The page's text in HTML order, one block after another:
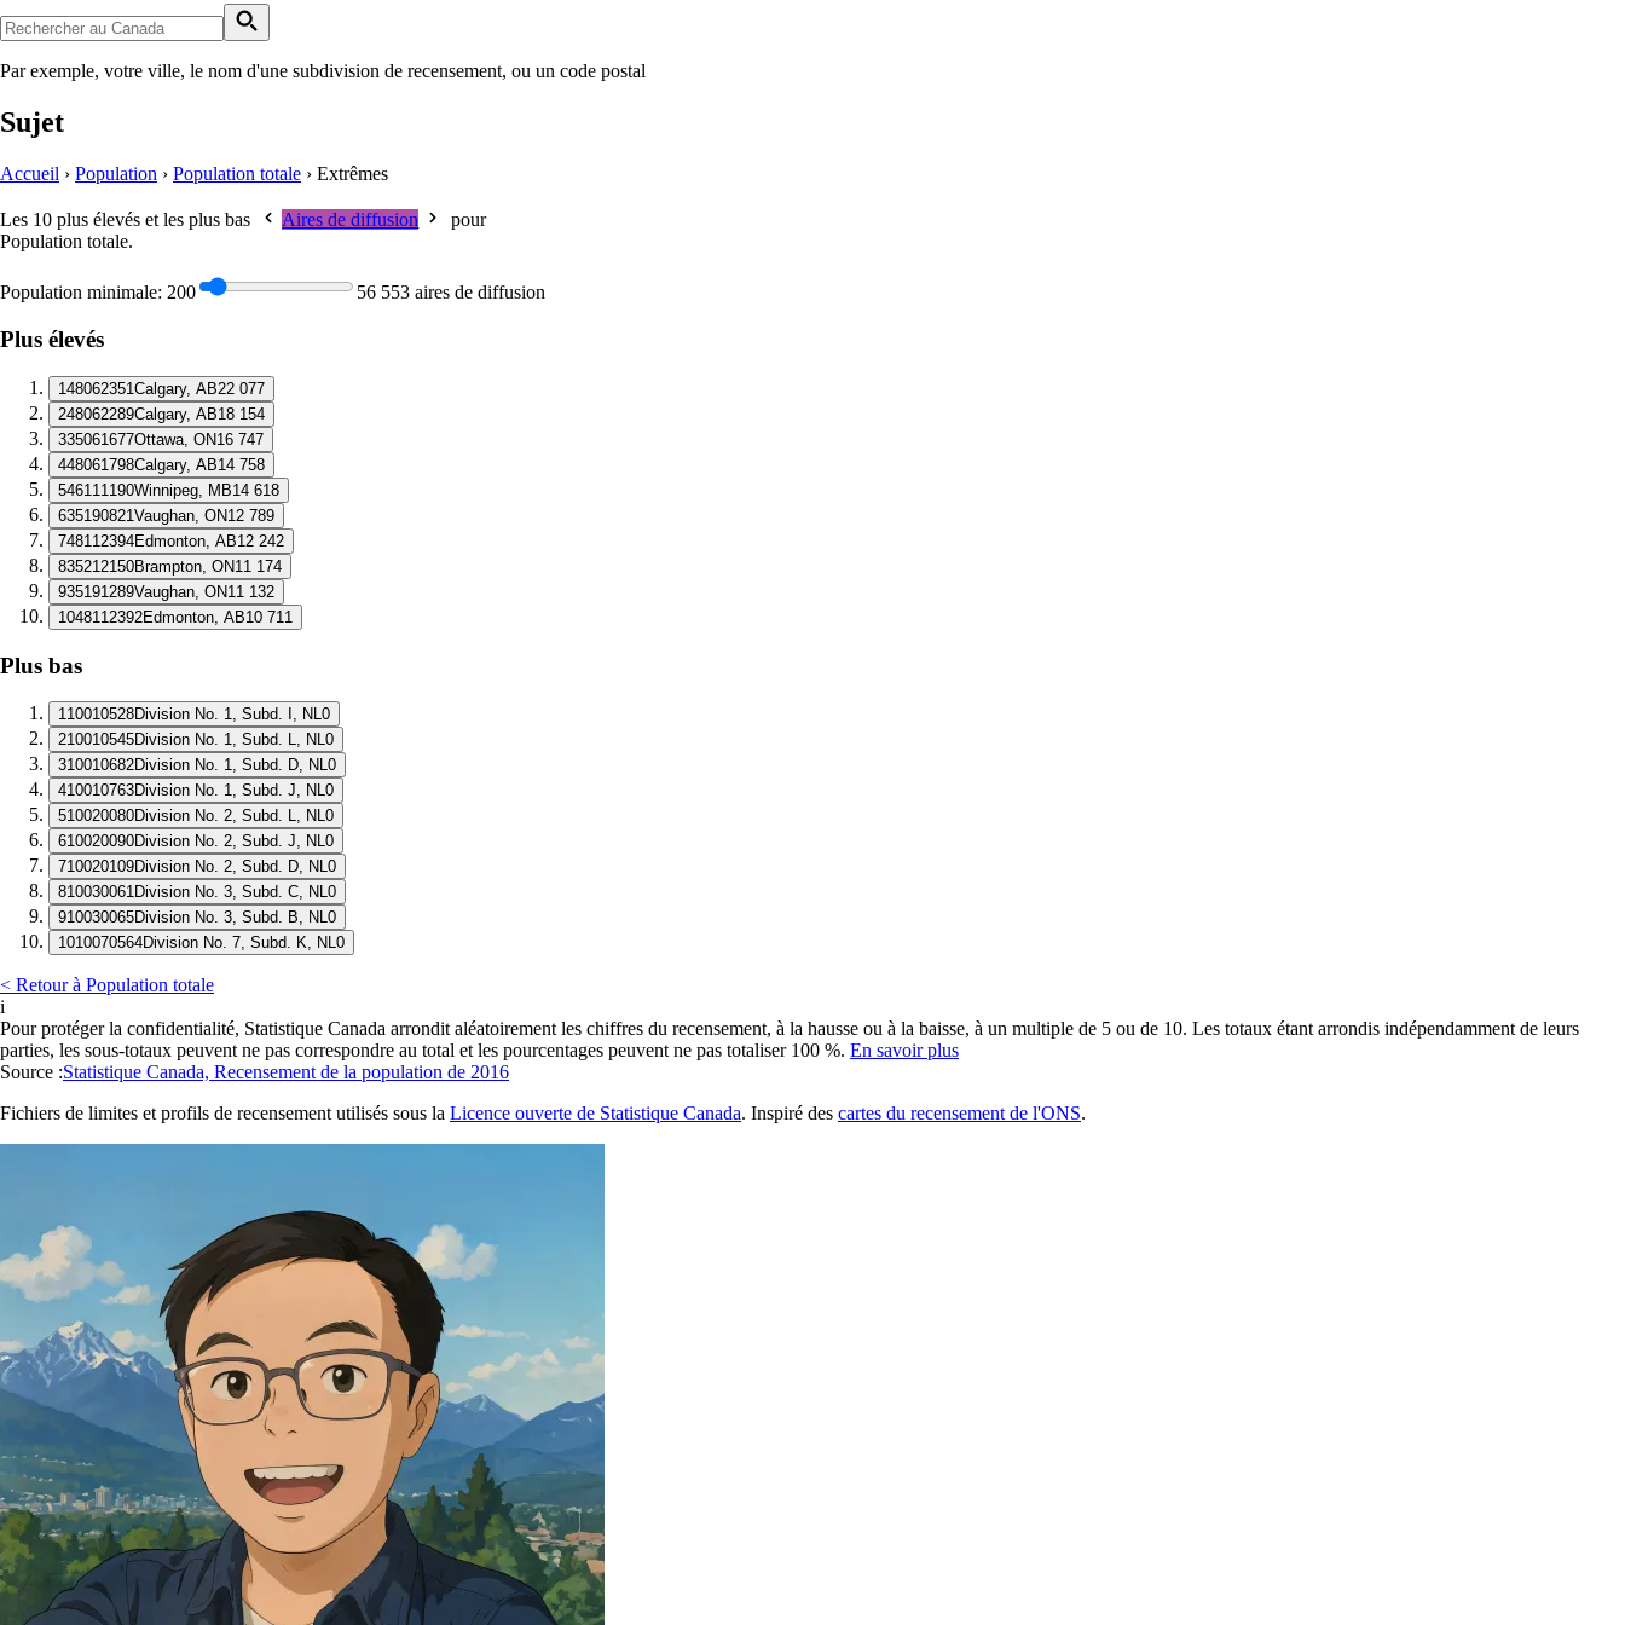
Par exemple, votre ville, le nom d'une subdivision de recensement, ou un code postal
Sujet
Accueil › Population › Population totale › Extrêmes
Les 10 plus élevés et les plus bas Aires de diffusion
pour
Population totale.
Population minimale: 200 56 553 aires de diffusion
Plus élevés
1 48062351 Calgary, AB22 077
248062289Calgary, AB18 154
335061677Ottawa, ON16 747
448061798Calgary, AB14 758
546111190Winnipeg, MB14 618
635190821 Vaughan, ON12 789
748112394Edmonton, AB12 242
835212150Brampton, ON11 174
935191289Vaughan, ON11 132
1048112392Edmonton, AB10 711
Plus bas
110010528 Division No. 1, Subd. I, NL0
210010545 Division No. 1, Subd. L, NL0
310010682 Division No. 1, Subd. D, NL0
410010763 Division No. 1, Subd. J, NL0
510020080 Division No. 2, Subd. L, NL0
610020090 Division No. 2, Subd. J, NL0
710020109 Division No. 2, Subd. D, NL0
810030061 Division No. 3, Subd. C, NL0
910030065 Division No. 3, Subd. B, NL0
1010070564 Division No. 7, Subd. K, NL0
< Retour à Population totale
i
Pour protéger la confidentialité, Statistique Canada arrondit aléatoirement les chiffres du recensement, à la hausse ou à la baisse, à un multiple de 5 ou de 10. Les totaux étant arrondis indépendamment de leurs
parties, les sous-totaux peuvent ne pas correspondre au total et les pourcentages peuvent ne pas totaliser 100 %. En savoir plus
Source :Statistique Canada, Recensement de la population de 2016
Fichiers de limites et profils de recensement utilisés sous la Licence ouverte de Statistique Canada. Inspiré des cartes du recensement de l'ONS.